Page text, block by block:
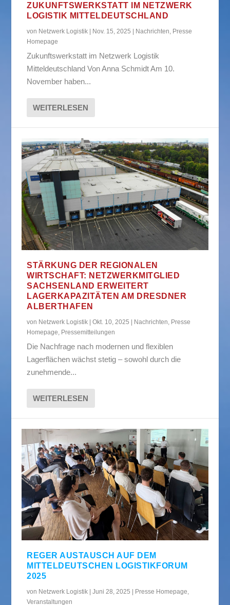
ZUKUNFTSWERKSTATT IM NETZWERK
LOGISTIK MITTELDEUTSCHLAND
von Netzwerk Logistik Nov. 15, 2025 Nachrichten, Presse
Homepage
Zukunftswerkstatt im Netzwerk Logistik
Mitteldeutschland Von Anna Schmidt Am 10.
November haben...
WEITERLESEN
STÄRKUNG DER REGIONALEN
WIRTSCHAFT: NETZWERKMITGLIED
SACHSENLAND ERWEITERT
LAGERKAPAZITÄTEN AM DRESDNER
ALBERTHAFEN
von Netzwerk Logistik |Okt. 10, 2025 | Nachrichten Presse
Homepage Pressemitteilungen
Die Nachfrage nach modernen und flexiblen
Lagerflächen wächst stetig – sowohl durch die
zunehmende...
WEITERLESEN
REGER AUSTAUSCH AUF DEM
MITTELDEUTSCHEN LOGISTIKFORUM
2025
von Netzwerk Logistik |Juni 28, 2025 Presse Homepage,
Veranstaltungen